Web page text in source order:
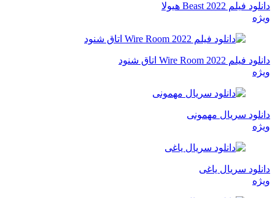
دانلود فیلم Beast 2022 هیولا
ویژه
دانلود فیلم Wire Room 2022 اتاق شنود
ویژه
دانلود سریال مهمونی
ویژه
دانلود سریال یاغی
ویژه